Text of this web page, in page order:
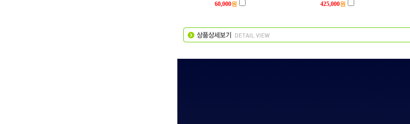
60,000원 425,000원